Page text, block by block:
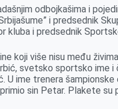
odbojkašima i
i predsednik
i predsednik
koji više nisu među
svetsko sportsko ime
U ime trenera
sin Petar. Plakete su